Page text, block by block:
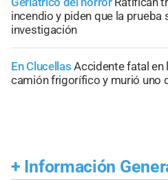
incendio y piden que la prueba
investigación
En Clucellas Accidente fatal en
camión frigorífico y murió uno
+ Información